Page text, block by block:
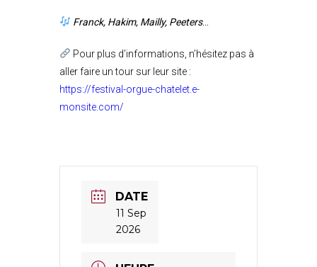
Franck, Hakim, Mailly, Peeters…
Pour plus d’informations, n’hésitez pas à
aller faire un tour sur leur site :
https://festival-orgue-chatelet.e-
monsite.com/
DATE
11 Sep
2026